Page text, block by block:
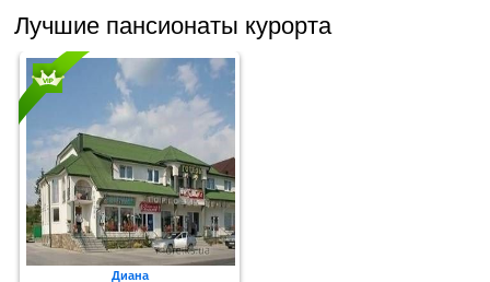
Лучшие пансионаты курорта
Диана